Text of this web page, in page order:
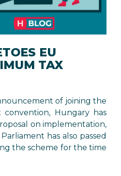
EU
TAX
of joining the
Hungary has
on implementation,
has also passed
the scheme for the time